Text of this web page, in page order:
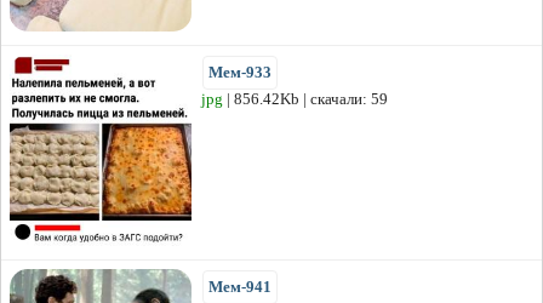
Мем-933
jpg | 856.42Kb | скачали: 59
Мем-941